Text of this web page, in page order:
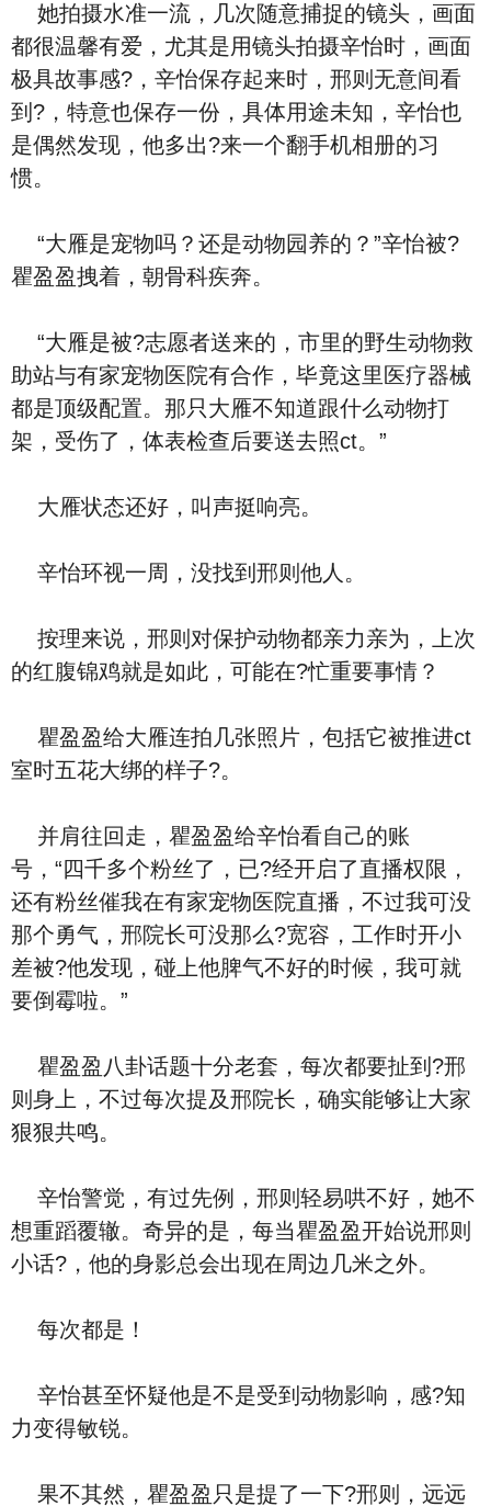
她拍摄水准一流，几次随意捕捉的镜头，画面
都很温馨有爱，尤其是用镜头拍摄辛怡时，画面
极具故事感?，辛怡保存起来时，邢则无意间看
到?，特意也保存一份，具体用途未知，辛怡也
是偶然发现，他多出?来一个翻手机相册的习
惯。
“大雁是宠物吗？还是动物园养的？”辛怡被?
瞿盈盈拽着，朝骨科疾奔。
“大雁是被?志愿者送来的，市里的野生动物救
助站与有家宠物医院有合作，毕竟这里医疗器械
都是顶级配置。那只大雁不知道跟什么动物打
架，受伤了，体表检查后要送去照ct。”
大雁状态还好，叫声挺响亮。
辛怡环视一周，没找到邢则他人。
按理来说，邢则对保护动物都亲力亲为，上次
的红腹锦鸡就是如此，可能在?忙重要事情？
瞿盈盈给大雁连拍几张照片，包括它被推进ct
室时五花大绑的样子?。
并肩往回走，瞿盈盈给辛怡看自己的账
号，“四千多个粉丝了，已?经开启了直播权限，
还有粉丝催我在有家宠物医院直播，不过我可没
那个勇气，邢院长可没那么?宽容，工作时开小
差被?他发现，碰上他脾气不好的时候，我可就
要倒霉啦。”
瞿盈盈八卦话题十分老套，每次都要扯到?邢
则身上，不过每次提及邢院长，确实能够让大家
狠狠共鸣。
辛怡警觉，有过先例，邢则轻易哄不好，她不
想重蹈覆辙。奇异的是，每当瞿盈盈开始说邢则
小话?，他的身影总会出现在周边几米之外。
每次都是！
辛怡甚至怀疑他是不是受到动物影响，感?知
力变得敏锐。
果不其然，瞿盈盈只是提了一下?邢则，远远